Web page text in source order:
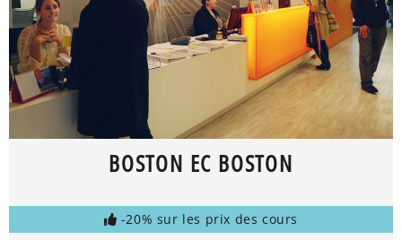
BOSTON EC BOSTON
-20% sur les prix des cours